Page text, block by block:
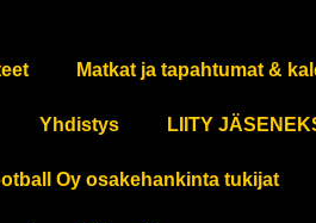
Matkat ja tapahtumat &
Yhdistys LIITY
Oy osakehankinta tukijat